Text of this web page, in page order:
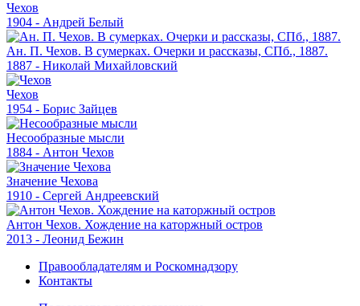
Чехов
1904 - Андрей Белый
Ан. П. Чехов. В сумерках. Очерки и рассказы, СПб., 1887.
1887 - Николай Михайловский
Чехов
1954 - Борис Зайцев
Несообразные мысли
1884 - Антон Чехов
Значение Чехова
1910 - Сергей Андреевский
Антон Чехов. Хождение на каторжный остров
2013 - Леонид Бежин
Правообладателям и Роскомнадзору
Контакты